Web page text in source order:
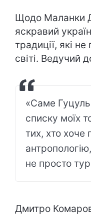
Щодо Маланки
яскравий
традиції, які
світі. Ведучий
«Саме
списку моїх
тих, хто хоче
не просто
Дмитро